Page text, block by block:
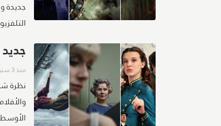
جديدة
التلفزيوني
منذ 3 سنوات